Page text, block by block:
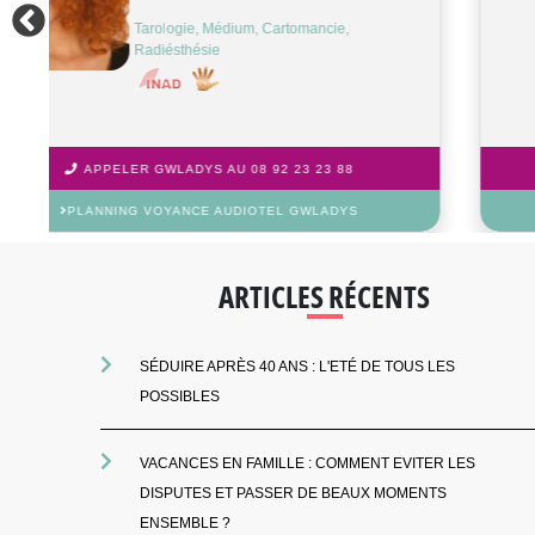
Tarologie, Médium, Astrologie, Cartomancie
APPELER MARIE-COLETTE AU 08 92 23 23 88
PLANNING VOYANCE AUDIOTEL MARIE-COLETTE
ARTICLES RÉCENTS
SÉDUIRE APRÈS 40 ANS : L'ETÉ DE TOUS LES
POSSIBLES
VACANCES EN FAMILLE : COMMENT EVITER LES
DISPUTES ET PASSER DE BEAUX MOMENTS
ENSEMBLE ?